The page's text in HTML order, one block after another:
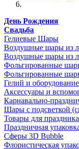
День Рождения
Свадьба
Гелиевые Шары
Воздушные шары из
Воздушные шары из
Фольгированные
Фольгированные
Гелий и оборудование
Аксессуары и
Карнавально-
Шары с подсветкой
Товары для праздника
Праздничная
Сферы 3D Bubble
Флористическая